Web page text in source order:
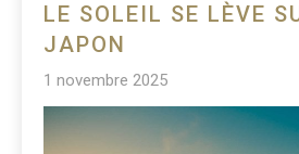
LE SOLEIL SE LÈVE
JAPON
1 novembre 2025